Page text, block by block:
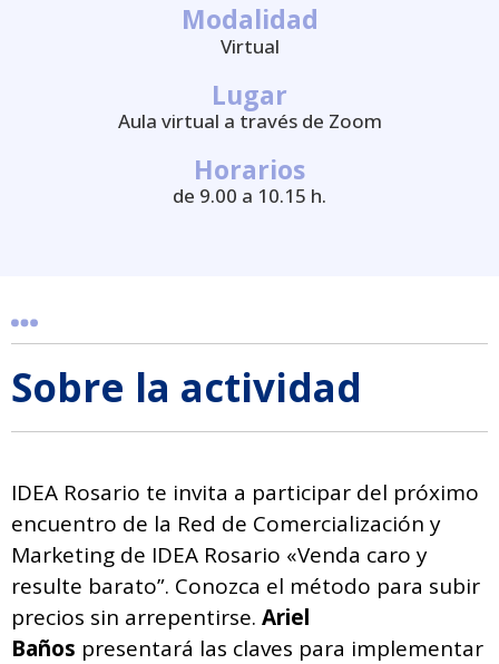
Modalidad
Virtual
Lugar
Aula virtual a través de Zoom
Horarios
de 9.00 a 10.15 h.
Sobre la actividad
IDEA Rosario te invita a participar del próximo
encuentro de la Red de Comercialización y
Marketing de IDEA Rosario «Venda caro y
resulte barato”. Conozca el método para subir
precios sin arrepentirse. Ariel
Baños presentará las claves para implementar